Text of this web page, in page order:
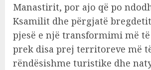
Manastirit, por ajo që po
Ksamilit dhe përgjatë
pjesë e një transformimi më
prek disa prej territoreve më
rëndësishme turistike dhe